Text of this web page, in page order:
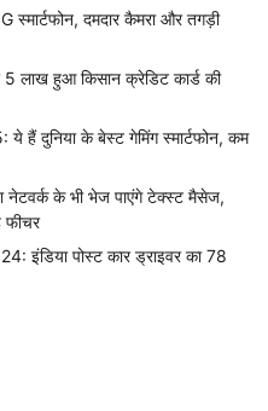
दमदार कैमरा और तगड़ी
हुआ किसान क्रेडिट कार्ड की
दुनिया के बेस्ट गेमिंग स्मार्टफोन, कम
नेटवर्क के भी भेज पाएंगे टेक्स्ट मैसेज,
फीचर
पोस्ट कार ड्राइवर का 78